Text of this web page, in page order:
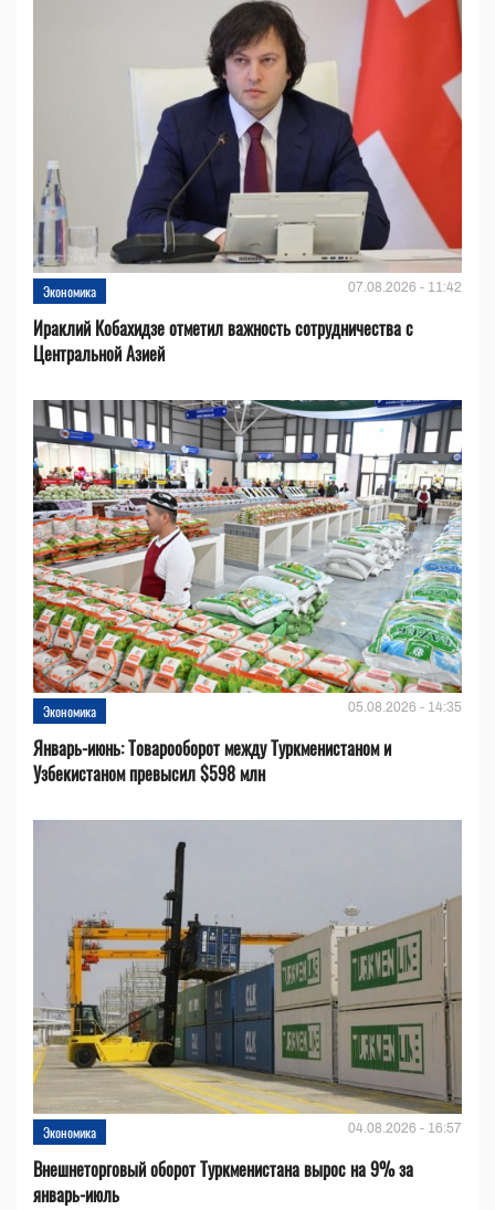
Экономика 07.08.2026 - 11:42
Ираклий Кобахидзе отметил важность сотрудничества с
Центральной Азией
Экономика 05.08.2026 - 14:35
Январь-июнь: Товарооборот между Туркменистаном и
Узбекистаном превысил $598 млн
Экономика 04.08.2026 - 16:57
Внешнеторговый оборот Туркменистана вырос на 9% за
январь-июль